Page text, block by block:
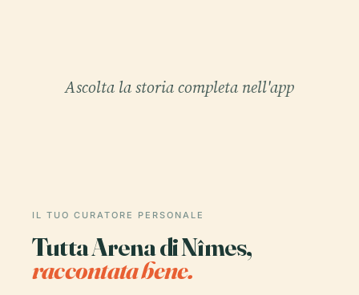
Ascolta la storia completa nell'app
IL TUO CURATORE PERSONALE
Tutta Arena di Nîmes,
raccontata bene.